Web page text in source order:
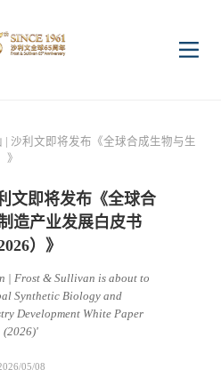
消费电子
| 沙利文即将发布《全球合成生物与生
文即将发布《全球合
造产业发展白皮书
）》
| Frost & Sullivan is about to
Synthetic Biology and
Development White Paper
(2026)'
05/08